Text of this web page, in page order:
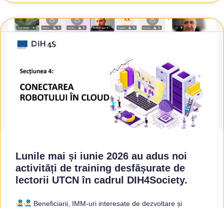
Lunile mai și iunie 2026 au adus noi
activități de training desfășurate de
lectorii UTCN în cadrul DIH4Society.
Beneficiarii, IMM-uri interesate de dezvoltare și